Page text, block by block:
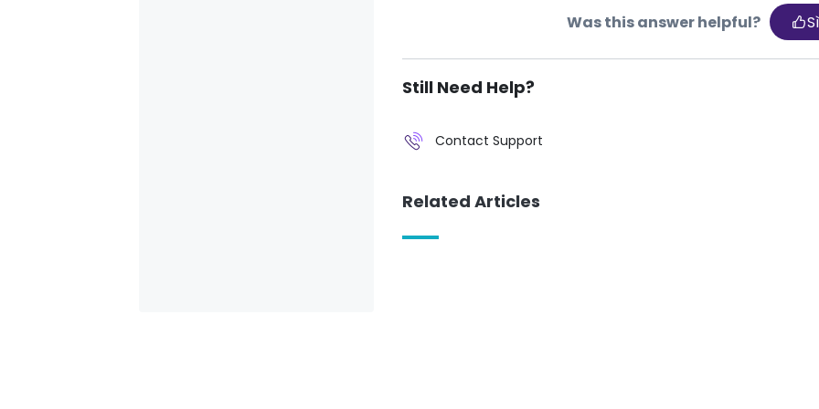
Was this answer helpful? Sì
Still Need Help?
Contact Support
Related Articles